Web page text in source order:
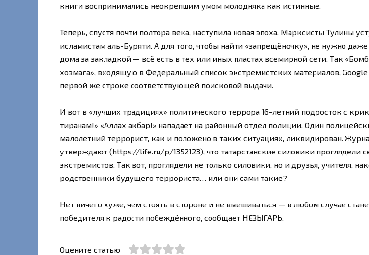
книги воспринимались неокрепшим умом молодняка как истинные.
Теперь, спустя почти полтора века, наступила новая эпоха. Марксисты Тулины
исламистам аль-Буряти. А для того, чтобы найти «запрещёночку», не нужно
дома за закладкой — всё есть в тех или иных пластах всемирной сети. Так
хозмага», входящую в Федеральный список экстремистских материалов,
первой же строке соответствующей поисковой выдачи.
И вот в «лучших традициях» политического террора 16-летний подросток с
тиранам!» «Аллах акбар!» нападает на районный отдел полиции. Один
малолетний террорист, как и положено в таких ситуациях, ликвидирован.
утверждают (https://life.ru/p/1352123), что татарстанские силовики проглядели
экстремистов. Так вот, проглядели не только силовики, но и друзья, учителя,
родственники будущего террориста… или они сами такие?
Нет ничего хуже, чем стоять в стороне и не вмешиваться — в любом случае
победителя к радости побеждённого, сообщает НЕЗЫГАРЬ.
Оцените статью